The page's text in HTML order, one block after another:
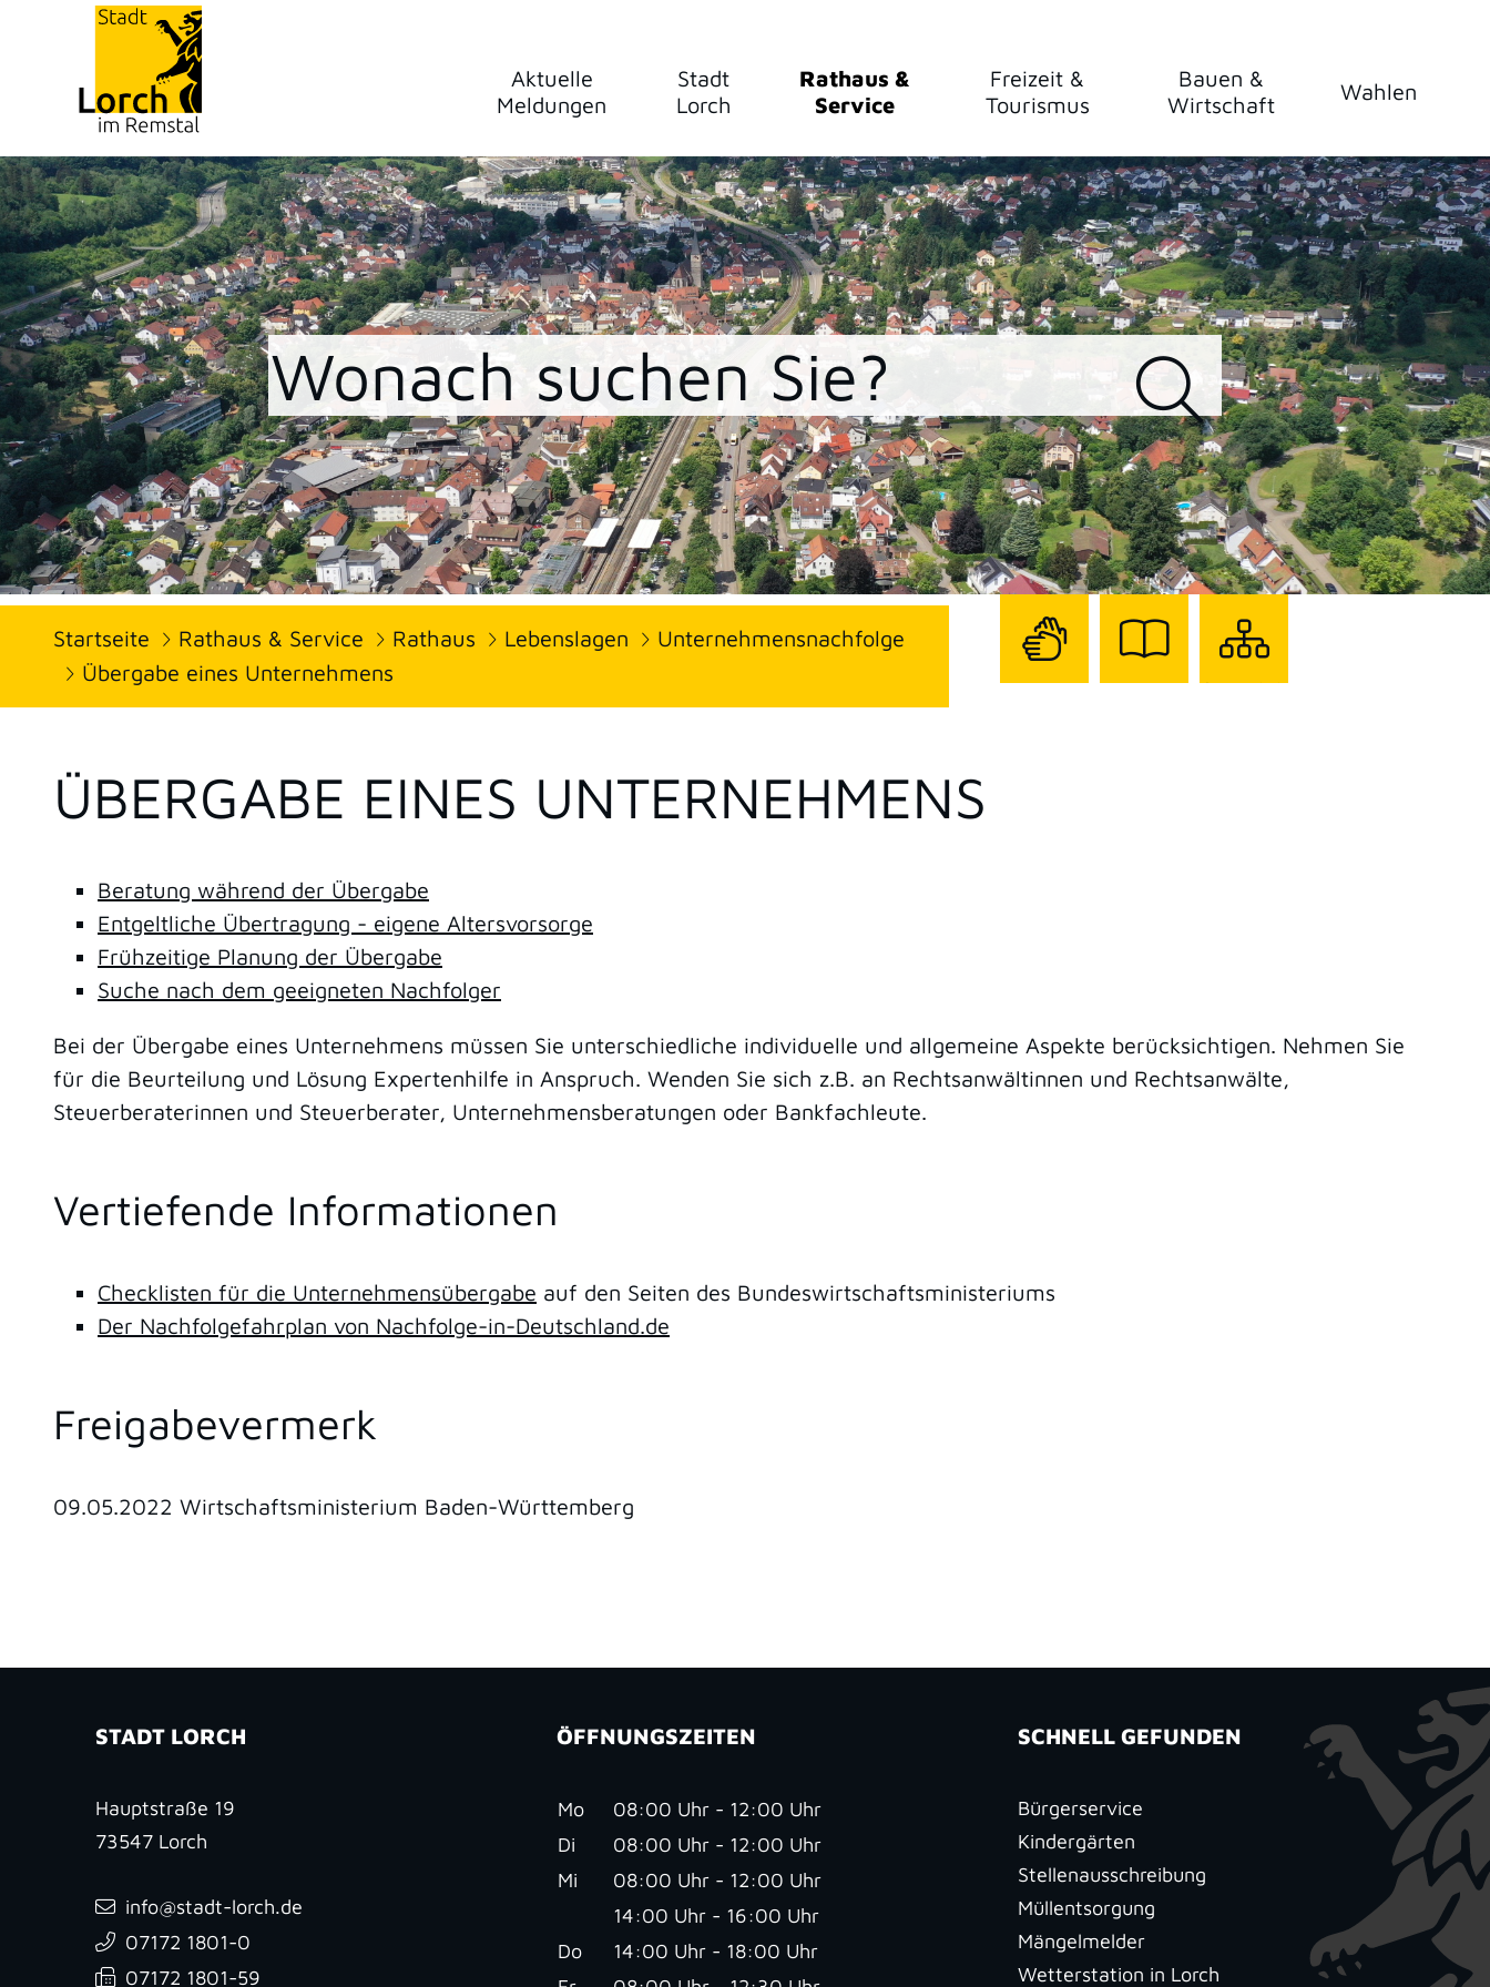
Aktuelle
Meldungen
Stadt
Lorch
Rathaus &
Service
Freizeit &
Tourismus
Bauen &
Wirtschaft
Wahlen
Startseite Rathaus & Service Rathaus Lebenslagen
Unternehmensnachfolge
Übergabe eines Unternehmens
ÜBERGABE EINES UNTERNEHMENS
Beratung während der Übergabe
Entgeltliche Übertragung - eigene Altersvorsorge
Frühzeitige Planung der Übergabe
Suche nach dem geeigneten Nachfolger
Bei der Übergabe eines Unternehmens müssen Sie unterschiedliche individuelle und allgemeine Aspekte berücksichtigen. Nehmen Sie
für die Beurteilung und Lösung Expertenhilfe in Anspruch. Wenden Sie sich z.B. an Rechtsanwältinnen und Rechtsanwälte,
Steuerberaterinnen und Steuerberater, Unternehmensberatungen oder Bankfachleute.
Vertiefende Informationen
Checklisten für die Unternehmensübergabe auf den Seiten des Bundeswirtschaftsministeriums
Der Nachfolgefahrplan von Nachfolge-in-Deutschland.de
Freigabevermerk
09.05.2022 Wirtschaftsministerium Baden-Württemberg
STADT LORCH
Hauptstraße 19
73547 Lorch
info@stadt-lorch.de
07172 1801-0
07172 1801-59
ÖFFNUNGSZEITEN
Mo
08:00 Uhr - 12:00 Uhr
Di
08:00 Uhr - 12:00 Uhr
Mi
08:00 Uhr - 12:00 Uhr
14:00 Uhr - 16:00 Uhr
Do
14:00 Uhr - 18:00 Uhr
SCHNELL GEFUNDEN
Bürgerservice
Kindergärten
Stellenausschreibung
Müllentsorgung
Mängelmelder
Wetterstation in Lorch